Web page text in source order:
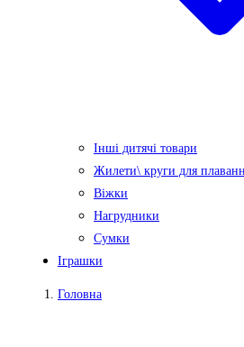
Інші дитячі товари
Жилети\ круги для
Віжки
Нагрудники
Сумки
Іграшки
Головна